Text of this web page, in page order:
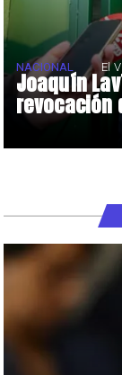
Joaquín
revocación
NACIONAL El